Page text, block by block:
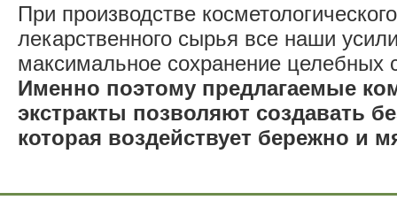
При производстве
лекарственного сырья все наши
максимальное сохранение целебных
Именно поэтому предлагаемые
экстракты позволяют создавать
которая воздействует бережно и